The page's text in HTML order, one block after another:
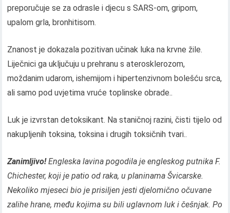
preporučuje se za odrasle i djecu s SARS-om, gripom,
upalom grla, bronhitisom.
Znanost je dokazala pozitivan učinak luka na krvne žile.
Liječnici ga uključuju u prehranu s aterosklerozom,
moždanim udarom, ishemijom i hipertenzivnom bolešću srca,
ali samo pod uvjetima vruće toplinske obrade..
Luk je izvrstan detoksikant. Na staničnoj razini, čisti tijelo od
nakupljenih toksina, toksina i drugih toksičnih tvari..
Zanimljivo!Engleska lavina pogodila je engleskog putnika F.
Chichester, koji je patio od raka, u planinama Švicarske.
Nekoliko mjeseci bio je prisiljen jesti djelomično očuvane
zalihe hrane, među kojima su bili uglavnom luk i češnjak. Po